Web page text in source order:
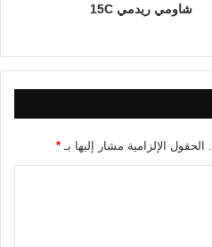
شاومي ريدمي 15C
الحقول الإلزامية مشار إليها بـ *